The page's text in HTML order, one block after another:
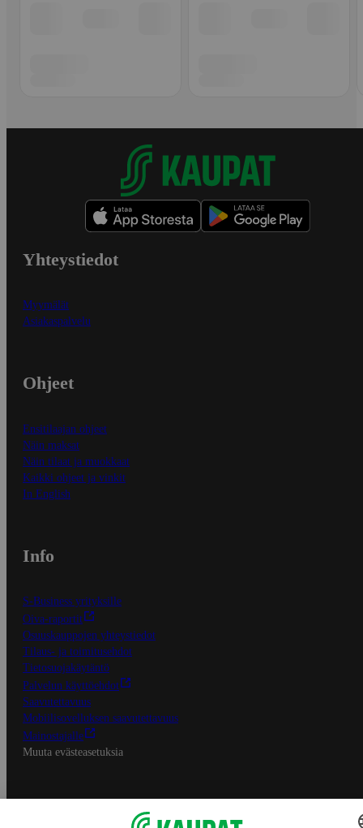
Yhteystiedot
Myymälät
Asiakaspalvelu
Ohjeet
Ensitilaajan ohjeet
Näin maksat
Näin tilaat ja muokkaat
Kaikki ohjeet ja vinkit
In English
Info
S-Business yrityksille
Oiva-raportit
Osuuskauppojen yhteystiedot
Tilaus- ja toimitusehdot
Tietosuojakäytäntö
Palvelun käyttöehdot
Saavutettavuus
Mobiilisovelluksen saavutettavuus
Mainostajalle
Muuta evästeasetuksia
S-ryhmän palvelut